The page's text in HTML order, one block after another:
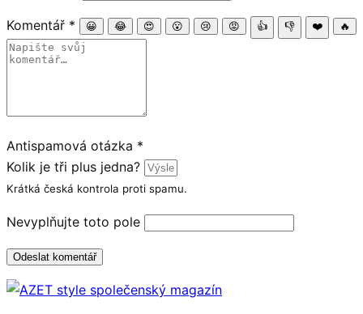
Komentář * 😀 😂 😍 😮 😢 😡 👍 👎 ❤️ 🔥
Antispamová otázka *
Kolik je tři plus jedna?
Krátká česká kontrola proti spamu.
Nevyplňujte toto pole
Odeslat komentář